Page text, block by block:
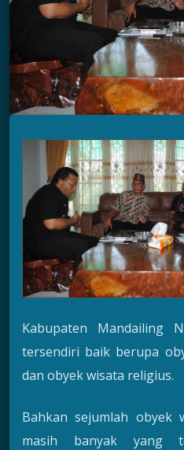
Kabupaten Mandailing
tersendiri baik berupa
dan obyek wisata religius.
Bahkan sejumlah obyek
masih banyak yang